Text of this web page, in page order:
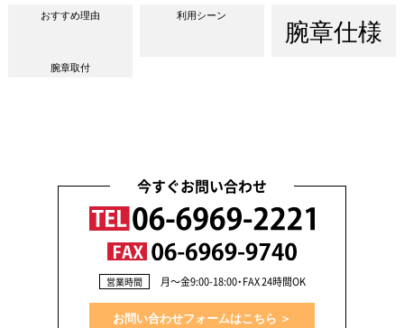
おすすめ理由 利用シーン 腕章仕様
腕章取付
今すぐお問い合わせ
営業時間 月〜金9:00-18:00・FAX 24時間OK
お問い合わせフォームはこちら ＞